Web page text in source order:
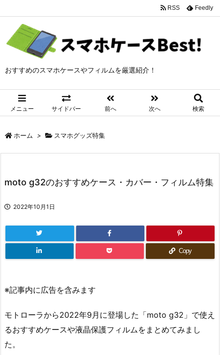
おすすめのスマホケースやフィルムを厳選紹介！
メニュー サイドバー 前へ 次へ 検索
RSS Feedly
ホーム > スマホグッズ特集
moto g32のおすすめケース・カバー・フィルム特集
2022年10月1日
Copy
※記事内に広告を含みます
モトローラから2022年9月に登場した「moto g32」で使え
るおすすめケースや液晶保護フィルムをまとめてみまし
た。